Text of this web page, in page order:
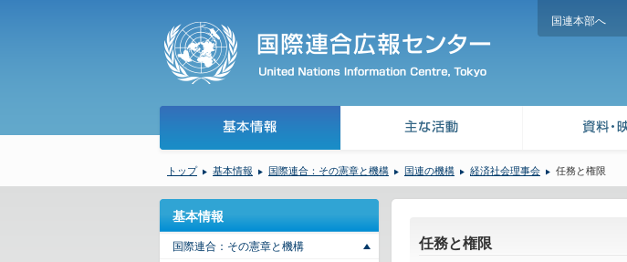
国連本部へ
トップ 基本情報 国際連合：その憲章と機構 国連の機構 経済社会理事会 任務と権限
任務と権限
基本情報
国際連合：その憲章と機構